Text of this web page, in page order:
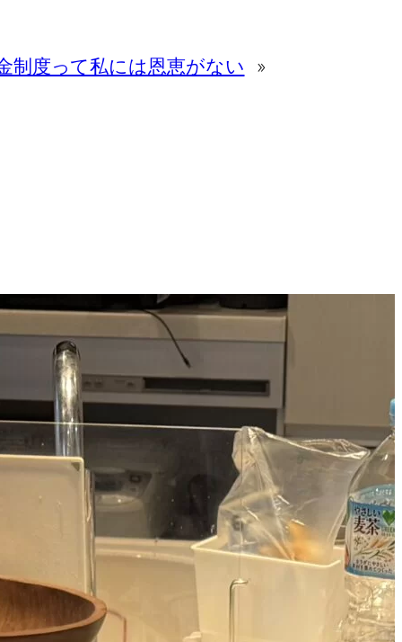
制度って私には恩恵がない »